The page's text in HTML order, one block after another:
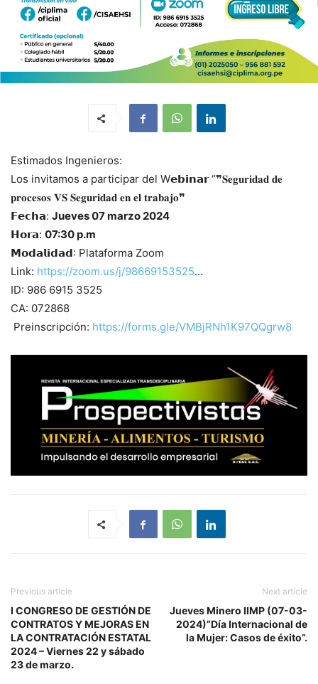
Estimados Ingenieros:
Los invitamos a participar del W𝗲𝗯𝗶𝗻𝗮𝗿 “❞𝐒𝐞𝐠𝐮𝐫𝐢𝐝𝐚𝐝 𝐝𝐞
𝐩𝐫𝐨𝐜𝐞𝐬𝐨𝐬 𝐕𝐒 𝐒𝐞𝐠𝐮𝐫𝐢𝐝𝐚𝐝 𝐞𝐧 𝐞𝐥 𝐭𝐫𝐚𝐛𝐚𝐣𝐨❞
𝗙𝗲𝗰𝗵𝗮: Jueves 07 marzo 2024
𝗛𝗼𝗿𝗮: 07:30 p.m
𝗠𝗼𝗱𝗮𝗹𝗶𝗱𝗮𝗱: Plataforma Zoom
Link: https://zoom.us/j/98669153525…
ID: 986 6915 3525
CA: 072868
Preinscripción: https://forms.gle/VMBjRNh1K97QQgrw8
Previous article
I CONGRESO DE GESTIÓN DE
CONTRATOS Y MEJORAS EN
LA CONTRATACIÓN ESTATAL
2024 – Viernes 22 y sábado
23 de marzo.
Next article
Jueves Minero IIMP (07-03-
2024)”Día Internacional de
la Mujer: Casos de éxito”.